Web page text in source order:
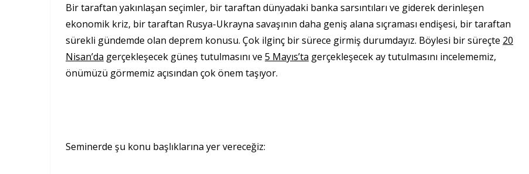
Bir taraftan yakınlaşan seçimler, bir taraftan dünyadaki banka sarsıntıları ve giderek derinleşen
ekonomik kriz, bir taraftan Rusya-Ukrayna savaşının daha geniş alana sıçraması endişesi, bir taraftan
sürekli gündemde olan deprem konusu. Çok ilginç bir sürece girmiş durumdayız. Böylesi bir süreçte 20
Nisan’da gerçekleşecek güneş tutulmasını ve 5 Mayıs’ta gerçekleşecek ay tutulmasını incelememiz,
önümüzü görmemiz açısından çok önem taşıyor.
Seminerde şu konu başlıklarına yer vereceğiz: